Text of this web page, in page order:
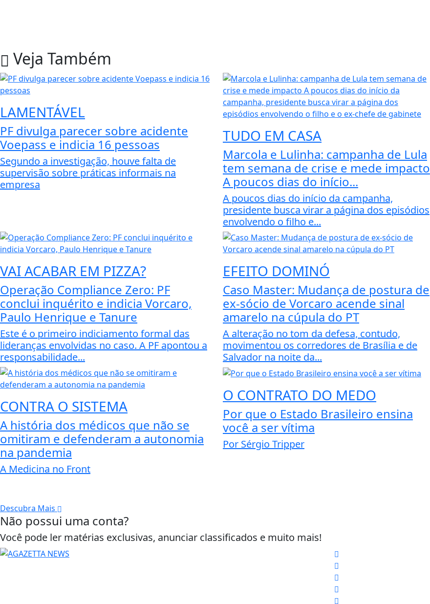
Veja Também
LAMENTÁVEL
PF divulga parecer sobre acidente
Voepass e indicia 16 pessoas
Segundo a investigação, houve falta de
supervisão sobre práticas informais na
empresa
TUDO EM CASA
Marcola e Lulinha: campanha de Lula
tem semana de crise e mede impacto
A poucos dias do início...
A poucos dias do início da campanha,
presidente busca virar a página dos episódios
envolvendo o filho e...
VAI ACABAR EM PIZZA?
Operação Compliance Zero: PF
conclui inquérito e indicia Vorcaro,
Paulo Henrique e Tanure
Este é o primeiro indiciamento formal das
lideranças envolvidas no caso. A PF apontou a
responsabilidade...
EFEITO DOMINÓ
Caso Master: Mudança de postura de
ex-sócio de Vorcaro acende sinal
amarelo na cúpula do PT
A alteração no tom da defesa, contudo,
movimentou os corredores de Brasília e de
Salvador na noite da...
CONTRA O SISTEMA
A história dos médicos que não se
omitiram e defenderam a autonomia
na pandemia
A Medicina no Front
O CONTRATO DO MEDO
Por que o Estado Brasileiro ensina
você a ser vítima
Por Sérgio Tripper
Descubra Mais
Não possui uma conta?
Você pode ler matérias exclusivas, anunciar classificados e muito mais!